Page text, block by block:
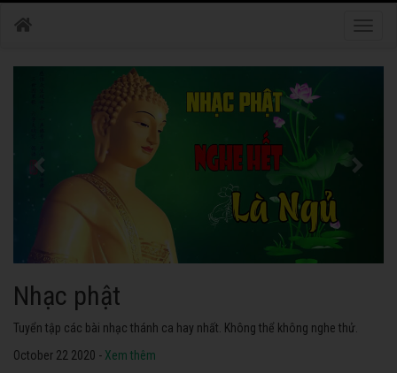
Nhạc phật
Tuyển tập các bài nhạc thánh ca hay nhất. Không thể không nghe thử.
October 22 2020 - Xem thêm